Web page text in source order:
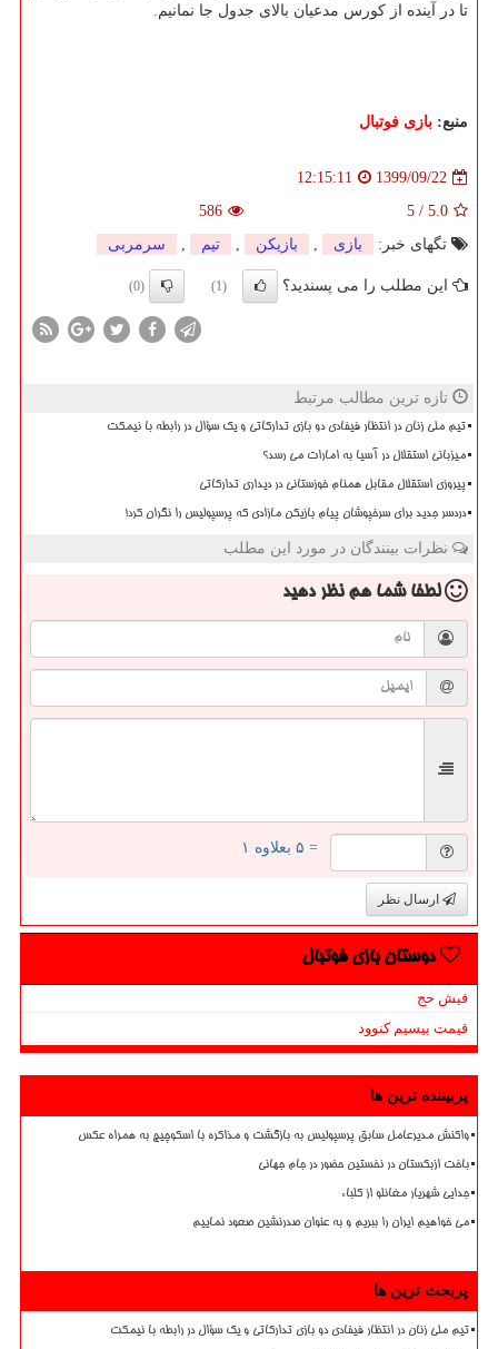
تا در آینده از کورس مدعیان بالای جدول جا نمانیم.
منبع: بازی فوتبال
1399/09/22
12:15:11
5.0
/
5
586
تگهای خبر:
بازی , بازیكن , تیم , سرمربی
این مطلب را می پسندید؟ (1)
(0)
تازه ترین مطالب مرتبط
تیم ملی زنان در انتظار فیفادی دو بازی تدارکاتی و یک سؤال در رابطه با نیمکت
میزبانی استقلال در آسیا به امارات می رسد؟
پیروزی استقلال مقابل همنام خوزستانی در دیداری تدارکاتی
دردسر جدید برای سرخپوشان پیام بازیکن مازادی که پرسپولیس را نگران کرد!
نظرات بینندگان در مورد این مطلب
لطفا شما همنظر دهید
= ۵ بعلاوه ۱
ارسال نظر
دوستان بازی فوتبال
فیش حج
قیمت بیسیم کنوود
پربیننده ترین ها
واکنش مدیرعامل سابق پرسپولیس به بازگشت و مذاکره با اسکوچیچ به همراه عکس
باخت ازبکستان در نخستین حضور در جام جهانی
جدایی شهریار مغانلو از کلباء
می خواهیم ایران را ببریم و به عنوان صدرنشین صعود نماییم
پربحث ترین ها
تیم ملی زنان در انتظار فیفادی دو بازی تدارکاتی و یک سؤال در رابطه با نیمکت